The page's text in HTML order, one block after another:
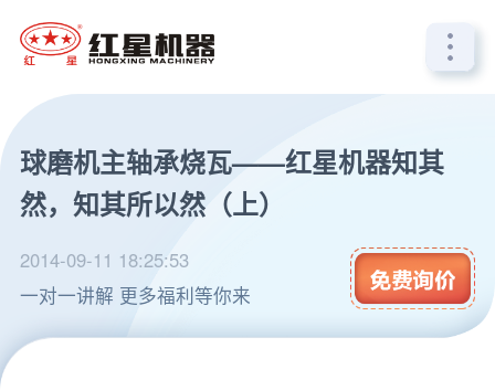
球磨机主轴承烧瓦——红星机器知其
然，知其所以然（上）
2014-09-11 18:25:53
一对一讲解 更多福利等你来